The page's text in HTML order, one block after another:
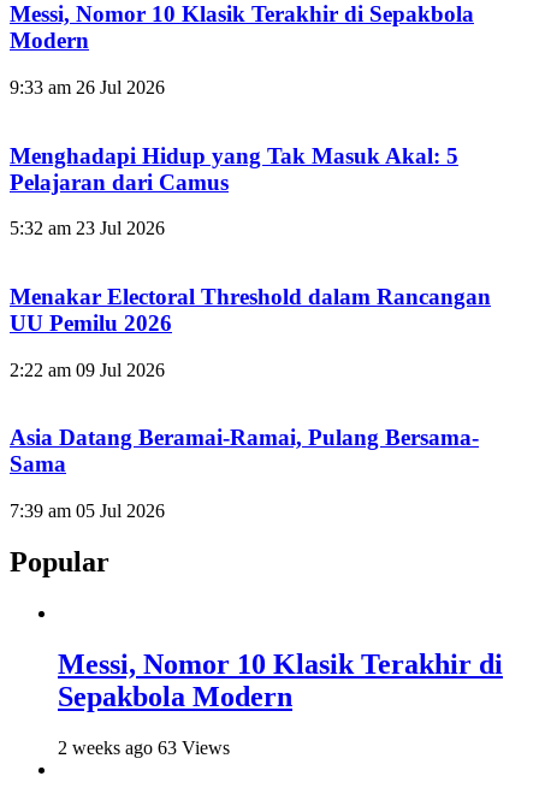
Messi, Nomor 10 Klasik Terakhir di Sepakbola
Modern
9:33 am 26 Jul 2026
Menghadapi Hidup yang Tak Masuk Akal: 5
Pelajaran dari Camus
5:32 am 23 Jul 2026
Menakar Electoral Threshold dalam Rancangan
UU Pemilu 2026
2:22 am 09 Jul 2026
Asia Datang Beramai-Ramai, Pulang Bersama-
Sama
7:39 am 05 Jul 2026
Popular
Messi, Nomor 10 Klasik Terakhir di
Sepakbola Modern
2 weeks ago 63 Views